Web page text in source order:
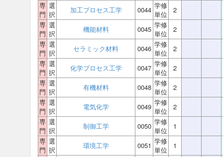
専
門
選
択
加工プロセス工学 0044 学修
単位
2
専
門
選
択
機能材料 0045 学修
単位
2
専
門
選
択
セラミック材料 0046 学修
単位
2
専
門
選
択
化学プロセス工学 0047 学修
単位
2
専
門
選
択
有機材料 0048 学修
単位
2
専
門
選
択
電気化学 0049 学修
単位
2
専
門
選
択
制御工学 0050 学修
単位
1
専
門
選
択
環境工学 0051 学修
単位
1